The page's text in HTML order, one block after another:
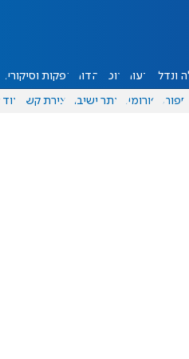
ונדל"ן דעות אוכל יהדות הפקות וסיקורים
ספורט פורומים אתר ישיבה יצירת קשר עוד